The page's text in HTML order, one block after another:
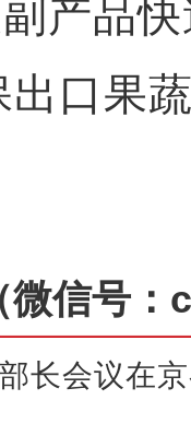
产品快
出口果
微信号
长会议在